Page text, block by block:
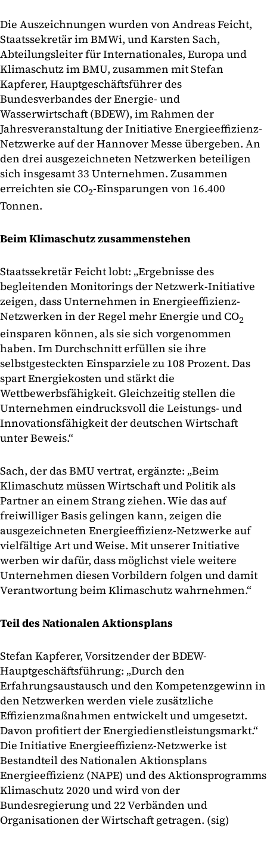
Die Auszeichnungen wurden von Andreas Feicht,
Staatssekretär im BMWi, und Karsten Sach,
Abteilungsleiter für Internationales, Europa und
Klimaschutz im BMU, zusammen mit Stefan
Kapferer, Hauptgeschäftsführer des
Bundesverbandes der Energie- und
Wasserwirtschaft (BDEW), im Rahmen der
Jahresveranstaltung der Initiative Energieeffizienz-
Netzwerke auf der Hannover Messe übergeben. An
den drei ausgezeichneten Netzwerken beteiligen
sich insgesamt 33 Unternehmen. Zusammen
erreichten sie CO2-Einsparungen von 16.400
Tonnen.
Beim Klimaschutz zusammenstehen
Staatssekretär Feicht lobt: „Ergebnisse des
begleitenden Monitorings der Netzwerk-Initiative
zeigen, dass Unternehmen in Energieeffizienz-
Netzwerken in der Regel mehr Energie und CO2
einsparen können, als sie sich vorgenommen
haben. Im Durchschnitt erfüllen sie ihre
selbstgesteckten Einsparziele zu 108 Prozent. Das
spart Energiekosten und stärkt die
Wettbewerbsfähigkeit. Gleichzeitig stellen die
Unternehmen eindrucksvoll die Leistungs- und
Innovationsfähigkeit der deutschen Wirtschaft
unter Beweis.“
Sach, der das BMU vertrat, ergänzte: „Beim
Klimaschutz müssen Wirtschaft und Politik als
Partner an einem Strang ziehen. Wie das auf
freiwilliger Basis gelingen kann, zeigen die
ausgezeichneten Energieeffizienz-Netzwerke auf
vielfältige Art und Weise. Mit unserer Initiative
werben wir dafür, dass möglichst viele weitere
Unternehmen diesen Vorbildern folgen und damit
Verantwortung beim Klimaschutz wahrnehmen.“
Teil des Nationalen Aktionsplans
Stefan Kapferer, Vorsitzender der BDEW-
Hauptgeschäftsführung: „Durch den
Erfahrungsaustausch und den Kompetenzgewinn in
den Netzwerken werden viele zusätzliche
Effizienzmaßnahmen entwickelt und umgesetzt.
Davon profitiert der Energiedienstleistungsmarkt.“
Die Initiative Energieeffizienz-Netzwerke ist
Bestandteil des Nationalen Aktionsplans
Energieeffizienz (NAPE) und des Aktionsprogramms
Klimaschutz 2020 und wird von der
Bundesregierung und 22 Verbänden und
Organisationen der Wirtschaft getragen. (sig)